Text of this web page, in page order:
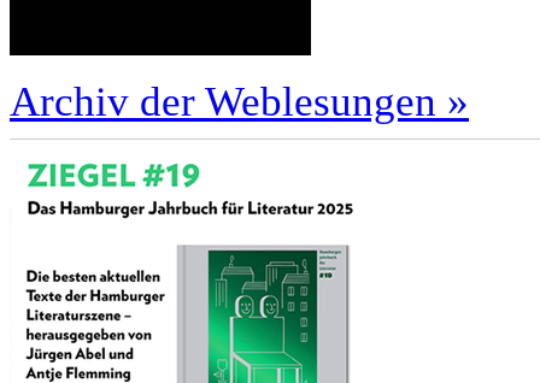
Archiv der Weblesungen »